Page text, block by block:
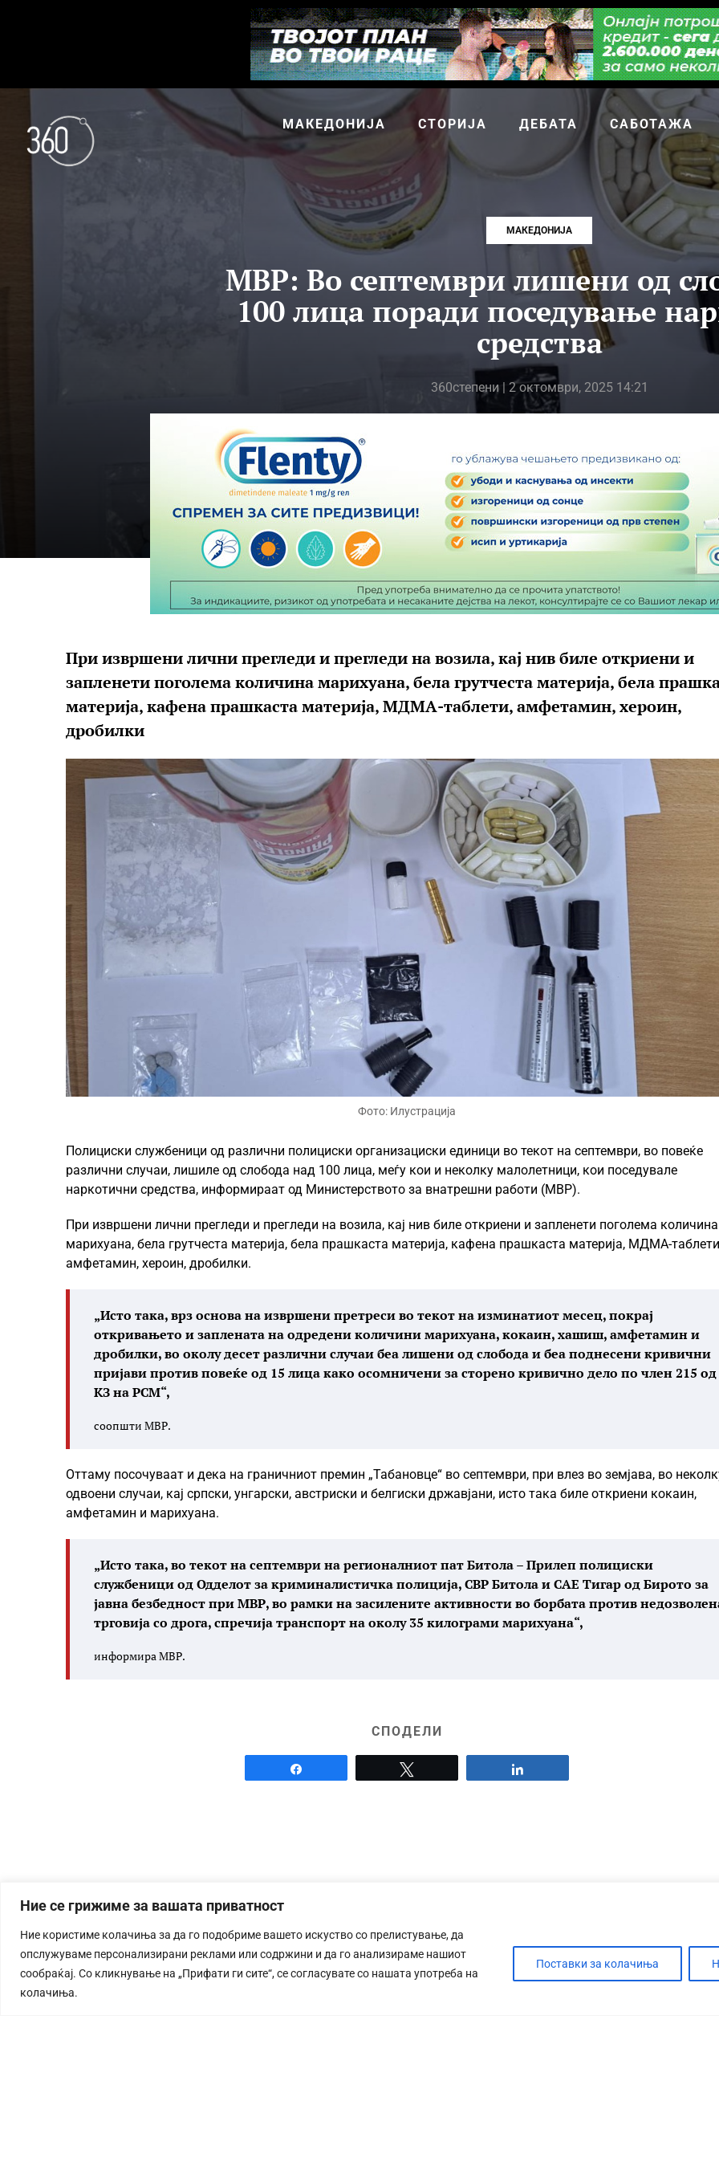
Ние се грижиме за вашата приватност
Ние користиме колачиња за да го подобриме вашето искуство со прелистување, да
опслужуваме персонализирани реклами или содржини и да го анализираме нашиот
сообраќај. Со кликнување на „Прифати ги сите“, се согласувате со нашата употреба на
колачиња.
Поставки за колачиња
МАКЕДОНИЈА СТОРИЈА ДЕБАТА САБОТАЖА
МАКЕДОНИЈА
МВР: Во септември лишени од
100 лица поради поседување
средства
360степени| 2 октомври, 2025 14:21
При извршени лични прегледи и прегледи на возила, кај нив биле откриени и
запленети поголема количина марихуана, бела грутчеста материја, бела
материја, кафена прашкаста материја, МДМА-таблети, амфетамин, хероин,
дробилки
Фото: Илустрација
Полициски службеници од различни полициски организациски единици во текот на септември, во повеќе
различни случаи, лишиле од слобода над 100 лица, меѓу кои и неколку малолетници, кои поседувале
наркотични средства, информираат од Министерството за внатрешни работи (МВР).
При извршени лични прегледи и прегледи на возила, кај нив биле откриени и запленети поголема количина
марихуана, бела грутчеста материја, бела прашкаста материја, кафена прашкаста материја, МДМА-
амфетамин, хероин, дробилки.
„Исто така, врз основа на извршени претреси во текот на изминатиот месец, покрај
откривањето и заплената на одредени количини марихуана, кокаин, хашиш, амфетамин и
дробилки, во околу десет различни случаи беа лишени од слобода и беа поднесени кривични
пријави против повеќе од 15 лица како осомничени за сторено кривично дело по член 215 од
КЗ на РСМ“,
соопшти МВР.
Оттаму посочуваат и дека на граничниот премин „Табановце“ во септември, при влез во земјава, во
одвоени случаи, кај српски, унгарски, австриски и белгиски државјани, исто така биле откриени кокаин,
амфетамин и марихуана.
„Исто така, во текот на септември на регионалниот пат Битола – Прилеп полициски
службеници од Одделот за криминалистичка полиција, СВР Битола и САЕ Тигар од Бирото за
јавна безбедност при МВР, во рамки на засилените активности во борбата против
трговија со дрога, спречија транспорт на околу 35 килограми марихуана“,
информира МВР.
СПОДЕЛИ